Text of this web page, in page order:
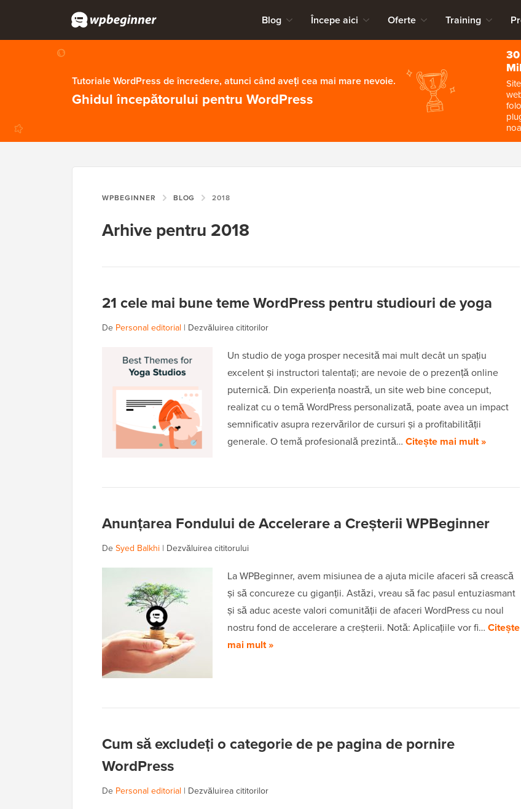
Blog Începe aici Oferte Training
Tutoriale WordPress de încredere, atunci când aveți cea mai mare nevoie.
Ghidul începătorului pentru WordPress
30
WPBEGINNER BLOG 2018
Arhive pentru 2018
21 cele mai bune teme WordPress pentru studiouri de yoga
De Personal editorial | Dezvăluirea cititorilor
Un studio de yoga prosper necesită mai mult decât un spațiu
excelent și instructori talentați; are nevoie de o prezență online
puternică. Din experiența noastră, un site web bine conceput,
realizat cu o temă WordPress personalizată, poate avea un impact
semnificativ asupra rezervărilor de cursuri și a profitabilității
generale. O temă profesională prezintă… Citește mai mult »
Anunțarea Fondului de Accelerare a Creșterii WPBeginner
DeSyed Balkhi | Dezvăluirea cititorului
La WPBeginner, avem misiunea de a ajuta micile afaceri să crească
și să concureze cu giganții. Astăzi, vreau să fac pasul entuziasmant
și să aduc aceste valori comunității de afaceri WordPress cu noul
nostru fond de accelerare a creșterii. Notă: Aplicațiile vor fi… Citește
mai mult »
Cum să excludeți o categorie de pe pagina de pornire
WordPress
De Personal editorial | Dezvăluirea cititorilor